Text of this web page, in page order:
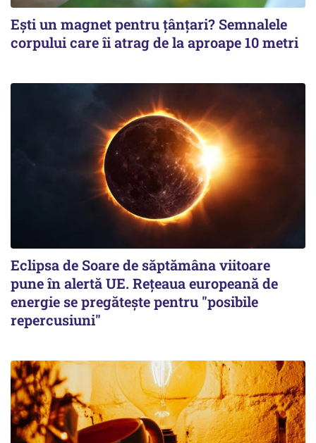
Ești un magnet pentru țânțari? Semnalele
corpului care îi atrag de la aproape 10 metri
Eclipsa de Soare de săptămâna viitoare
pune în alertă UE. Rețeaua europeană de
energie se pregătește pentru "posibile
repercusiuni"